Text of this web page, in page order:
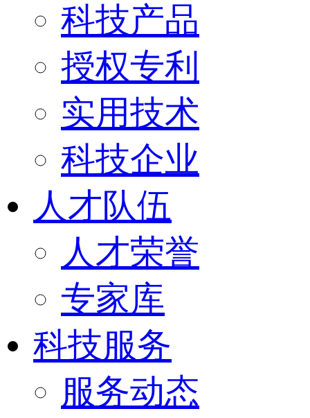
科技产品
授权专利
实用技术
科技企业
人才队伍
人才荣誉
专家库
科技服务
服务动态